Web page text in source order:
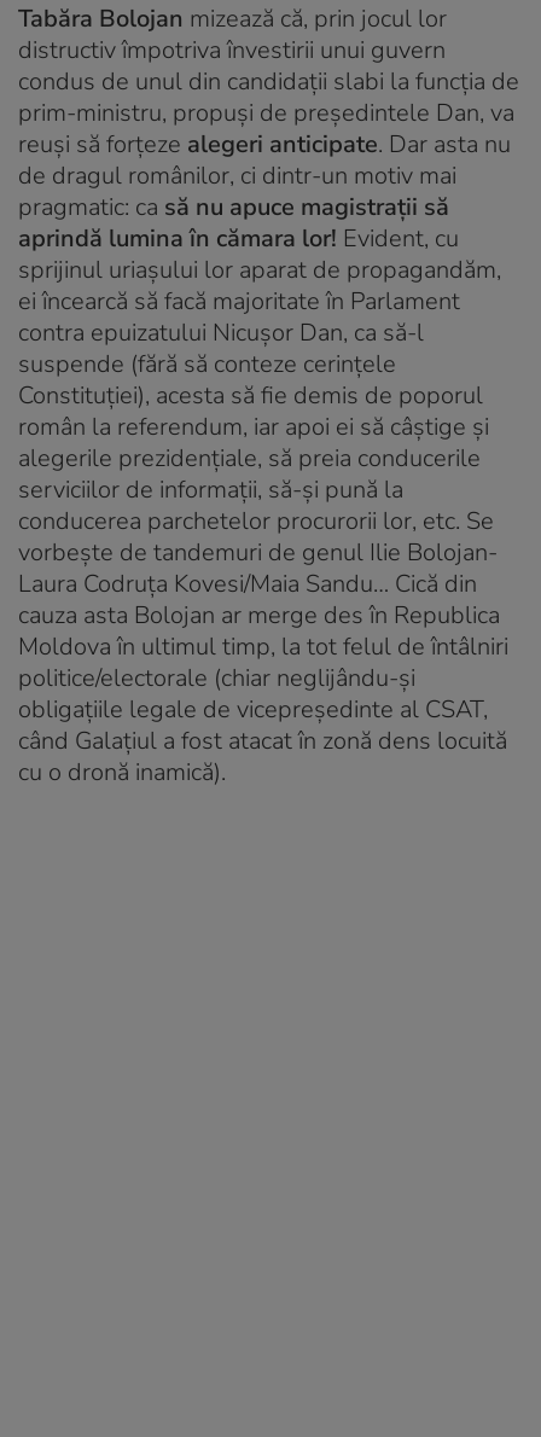
Tabăra Bolojan mizează că, prin jocul lor
distructiv împotriva învestirii unui guvern
condus de unul din candidații slabi la funcția de
prim-ministru, propuși de președintele Dan, va
reuși să forțeze alegeri anticipate. Dar asta nu
de dragul românilor, ci dintr-un motiv mai
pragmatic: ca să nu apuce magistrații să
aprindă lumina în cămara lor! Evident, cu
sprijinul uriașului lor aparat de propagandăm,
ei încearcă să facă majoritate în Parlament
contra epuizatului Nicușor Dan, ca să-l
suspende (fără să conteze cerințele
Constituției), acesta să fie demis de poporul
român la referendum, iar apoi ei să câștige și
alegerile prezidențiale, să preia conducerile
serviciilor de informații, să-și pună la
conducerea parchetelor procurorii lor, etc. Se
vorbește de tandemuri de genul Ilie Bolojan-
Laura Codruța Kovesi/Maia Sandu… Cică din
cauza asta Bolojan ar merge des în Republica
Moldova în ultimul timp, la tot felul de întâlniri
politice/electorale (chiar neglijându-și
obligațiile legale de vicepreședinte al CSAT,
când Galațiul a fost atacat în zonă dens locuită
cu o dronă inamică).